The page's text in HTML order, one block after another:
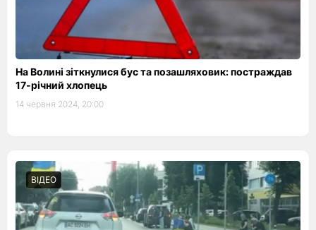
На Волині зіткнулися бус та позашляховик: постраждав
17-річний хлопець
14 червня 2024, 20:00
ВІДЕО